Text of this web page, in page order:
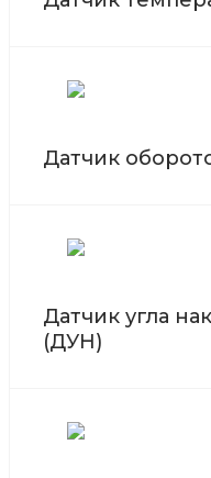
Датчик
Датчик угла
(ДУН)